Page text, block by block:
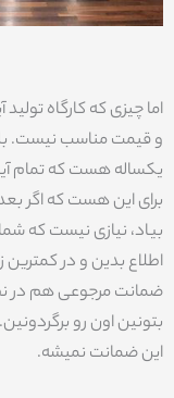
اما چیزی که کارگاه
و قیمت مناسب نیست.
یکساله هست که تمام
برای این هست که اگر
بیاد، نیازی نیست که
اطلاع بدین و در کمترین
ضمانت مرجوعی هم در
بتونین اون رو
این ضمانت نمیشه.